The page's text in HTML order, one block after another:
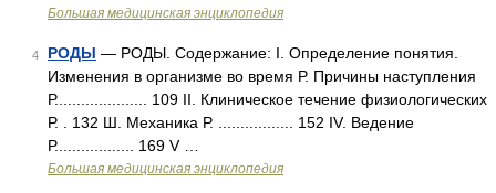
Большая медицинская энциклопедия
4 РОДЫ — РОДЫ. Содержание: I. Определение понятия.
Изменения в организме во время Р. Причины наступления
Р..................... 109 II. Клиническое течение физиологических
Р. . 132 Ш. Механика Р. ................. 152 IV. Ведение
Р.................. 169 V …
Большая медицинская энциклопедия